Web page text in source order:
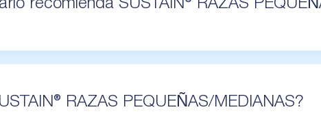
recomienda SUSTAIN® RAZAS
RAZAS PEQUEÑAS/MEDIANAS?